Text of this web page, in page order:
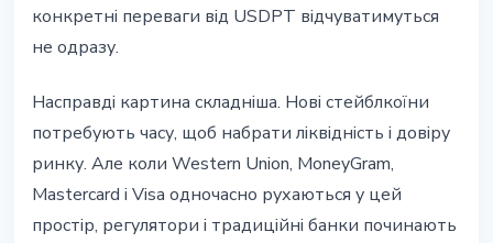
конкретні переваги від USDPT відчуватимуться
не одразу.
Насправді картина складніша. Нові стейблкоїни
потребують часу, щоб набрати ліквідність і довіру
ринку. Але коли Western Union, MoneyGram,
Mastercard і Visa одночасно рухаються у цей
простір, регулятори і традиційні банки починають